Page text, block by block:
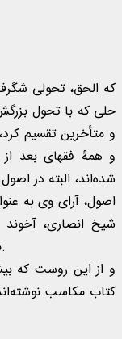
که الحق، تحولی
حلی که با تحول
و متأخرین تقسیم
و همۀ فقهای بعد
شده‌اند، البته در
اصول، آرای وی به
شيخ انصاری، آخوند
محمد حسين اصفهانی مورد بحث قرار می‌گيرد.
و از اين روست که
کتاب مکاسب